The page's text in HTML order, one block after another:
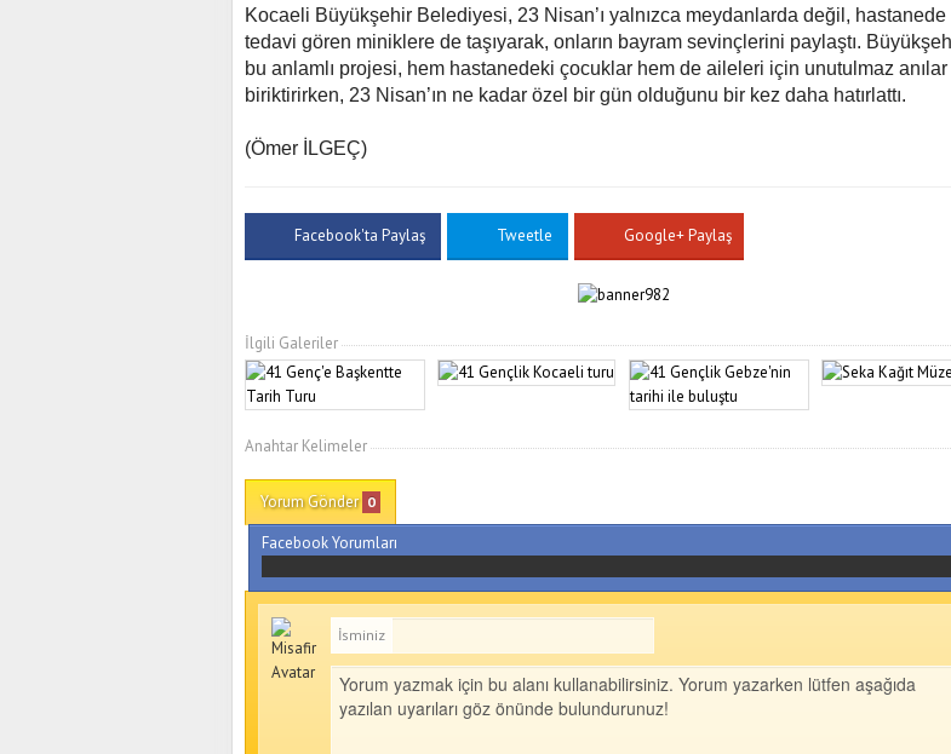
Kocaeli Büyükşehir Belediyesi, 23 Nisan’ı yalnızca meydanlarda değil, hastanede
tedavi gören miniklere de taşıyarak, onların bayram sevinçlerini paylaştı.
bu anlamlı projesi, hem hastanedeki çocuklar hem de aileleri için unutulmaz anılar
biriktirirken, 23 Nisan’ın ne kadar özel bir gün olduğunu bir kez daha hatırlattı.
(Ömer İLGEÇ)
Facebook'ta Paylaş Tweetle Google+ Paylaş
İlgili Galeriler
Anahtar Kelimeler
Yorum Gönder 0
Facebook Yorumları
İsminiz